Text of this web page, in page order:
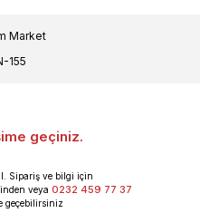
Market
155
geçiniz.
Sipariş ve bilgi için
veya 0232 459 77 37
geçebilirsiniz